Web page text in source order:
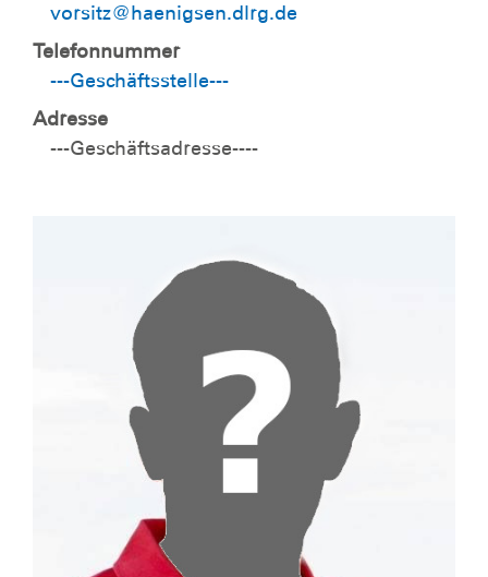
vorsitz@haenigsen.dlrg.de
Telefonnummer
---Geschäftsstelle---
Adresse
---Geschäftsadresse----